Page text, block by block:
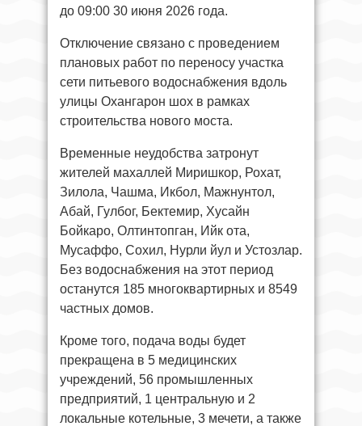
до 09:00 30 июня 2026 года.
Отключение связано с проведением
плановых работ по переносу участка
сети питьевого водоснабжения вдоль
улицы Охангарон шох в рамках
строительства нового моста.
Временные неудобства затронут
жителей махаллей Миришкор, Рохат,
Зилола, Чашма, Икбол, Мажнунтол,
Абай, Гулбог, Бектемир, Хусайн
Бойкаро, Олтинтопган, Ийк ота,
Мусаффо, Сохил, Нурли йул и Устозлар.
Без водоснабжения на этот период
останутся 185 многоквартирных и 8549
частных домов.
Кроме того, подача воды будет
прекращена в 5 медицинских
учреждений, 56 промышленных
предприятий, 1 центральную и 2
локальные котельные, 3 мечети, а также